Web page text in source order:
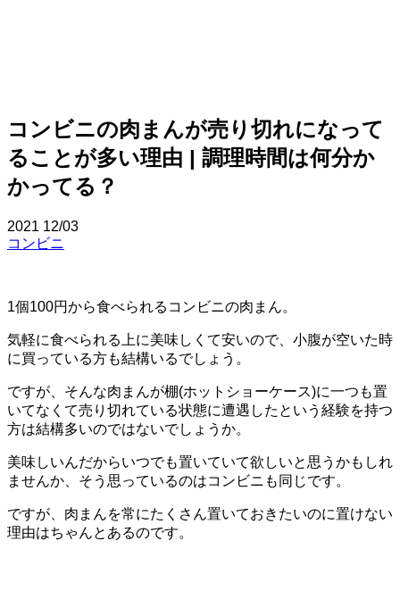
コンビニの肉まんが売り切れになって
ることが多い理由 | 調理時間は何分か
かってる？
2021 12/03
コンビニ
1個100円から食べられるコンビニの肉まん。
気軽に食べられる上に美味しくて安いので、小腹が空いた時
に買っている方も結構いるでしょう。
ですが、そんな肉まんが棚(ホットショーケース)に一つも置
いてなくて売り切れている状態に遭遇したという経験を持つ
方は結構多いのではないでしょうか。
美味しいんだからいつでも置いていて欲しいと思うかもしれ
ませんか、そう思っているのはコンビニも同じです。
ですが、肉まんを常にたくさん置いておきたいのに置けない
理由はちゃんとあるのです。